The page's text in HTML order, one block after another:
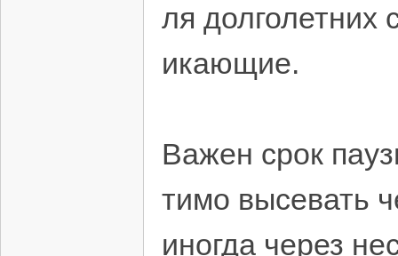
ля долголетних
икающие.
Важен срок
тимо высевать
иногда через